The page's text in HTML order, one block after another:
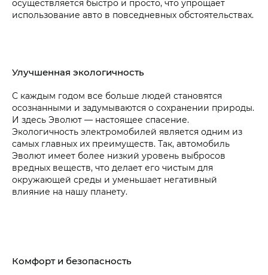
осуществляется быстро и просто, что упрощает
использование авто в повседневных обстоятельствах.
Улучшенная экологичность
С каждым годом все больше людей становятся
осознанными и задумываются о сохранении природы.
И здесь Эволют — настоящее спасение.
Экологичность электромобилей является одним из
самых главных их преимуществ. Так, автомобиль
Эволют имеет более низкий уровень выбросов
вредных веществ, что делает его чистым для
окружающей среды и уменьшает негативный
влияние на нашу планету.
Комфорт и безопасность